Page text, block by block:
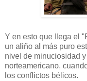
Y en esto que llega el
un aliño al más puro
nivel de minuciosidad
norteamericano,
los conflictos bélicos.